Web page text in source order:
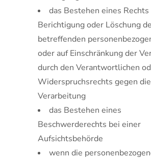
das Bestehen eines Rechts
Berichtigung oder Löschung
betreffenden
oder auf Einschränkung der
durch den Verantwortlichen
Widerspruchsrechts gegen
Verarbeitung
das Bestehen eines
Beschwerderechts bei einer
Aufsichtsbehörde
wenn die